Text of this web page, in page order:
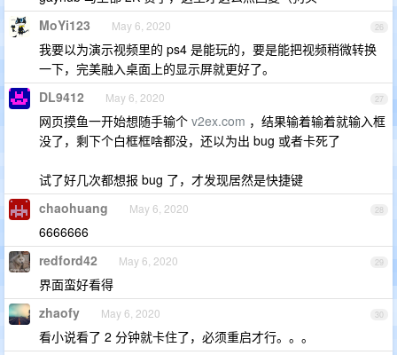
26
MoYi123 May 6, 2020
我要以为演示视频里的 ps4 是能玩的，要是能把视频稍微转换
一下，完美融入桌面上的显示屏就更好了。
27
DL9412 May 6, 2020
网页摸鱼一开始想随手输个 v2ex.com ，结果输着输着就输入框
没了，剩下个白框框啥都没，还以为出 bug 或者卡死了
试了好几次都想报 bug 了，才发现居然是快捷键
28
chaohuang May 6, 2020
6666666
29
redford42 May 6, 2020
界面蛮好看得
30
zhaofy May 6, 2020
看小说看了 2 分钟就卡住了，必须重启才行。。。